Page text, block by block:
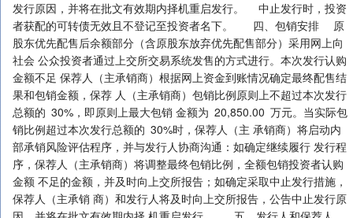
发行原因，并将在批文有效期内择机重启发行。 中止发行时，投资
者获配的可转债无效且不登记至投资者名下。 四、包销安排 原
股东优先配售后余额部分（含原股东放弃优先配售部分）采用网上向
社会 公众投资者通过上交所交易系统发售的方式进行。本次发行认购
金额不足 保荐人（主承销商）根据网上资金到账情况确定最终配售结
果和包销金额，保荐 人（主承销商）包销比例原则上不超过本次发行
总额的 30%，即原则上最大包销 金额为 20,850.00 万元。当实际包
销比例超过本次发行总额的 30%时，保荐人（主 承销商）将启动内
部承销风险评估程序，并与发行人协商沟通：如确定继续履行 发行程
序，保荐人（主承销商）将调整最终包销比例，全额包销投资者认购
金额 不足的金额，并及时向上交所报告；如确定采取中止发行措施，
保荐人（主承销 商）和发行人将及时向上交所报告，公告中止发行原